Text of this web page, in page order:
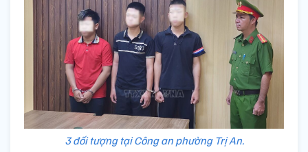
3 đối tượng tại Công an phường Trị An.